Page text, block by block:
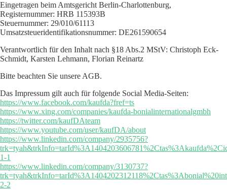
Eingetragen beim Amtsgericht Berlin-Charlottenburg,
Registernummer: HRB 115393B
Steuernummer: 29/010/61113
Umsatzsteueridentifikationsnummer: DE261590654
Verantwortlich für den Inhalt nach §18 Abs.2 MStV: Christoph Eck-
Schmidt, Karsten Lehmann, Florian Reinartz
Bitte beachten Sie unsere AGB.
Das Impressum gilt auch für folgende Social Media-Seiten:
https://www.facebook.com/kaufda?fref=ts
https://www.xing.com/companies/kaufda-bonialinternationalgmbh
https://twitter.com/kaufDAteam
https://www.youtube.com/user/kaufDA/about
https://www.linkedin.com/company/2935756?
1-1
https://www.linkedin.com/company/3130737?
2-2